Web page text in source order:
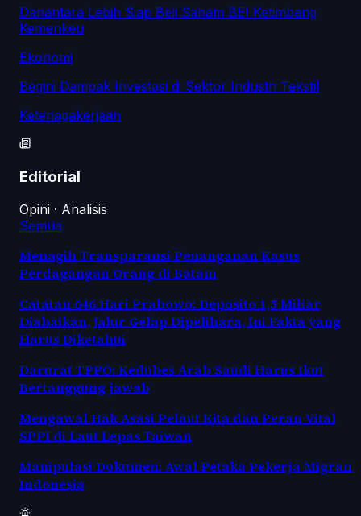
Danantara Lebih Siap Beli Saham BEI Ketimbang
Kemenkeu
Ekonomi
Begini Dampak Investasi di Sektor Industri Tekstil
Ketenagakerjaan
Editorial
Opini · Analisis
Semua
Menagih Transparansi Penanganan Kasus
Perdagangan Orang di Batam
Catatan 646 Hari Prabowo: Deposito 1,5 Miliar
Diabaikan, Jalur Gelap Dipelihara, Ini Fakta yang
Harus Diketahui
Darurat TPPO: Kedubes Arab Saudi Harus Ikut
Bertanggung jawab
Mengawal Hak Asasi Pelaut Kita dan Peran Vital
SPPI di Laut Lepas Taiwan
Manipulasi Dokumen: Awal Petaka Pekerja Migran
Indonesia